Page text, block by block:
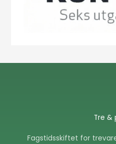
Tre &
Fagstidsskiftet for